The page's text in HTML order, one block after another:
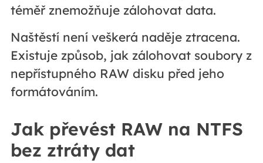
téměř znemožňuje zálohovat data.
Naštěstí není veškerá naděje ztracena.
Existuje způsob, jak zálohovat soubory z
nepřístupného RAW disku před jeho
formátováním.
Jak převést RAW na NTFS
bez ztráty dat